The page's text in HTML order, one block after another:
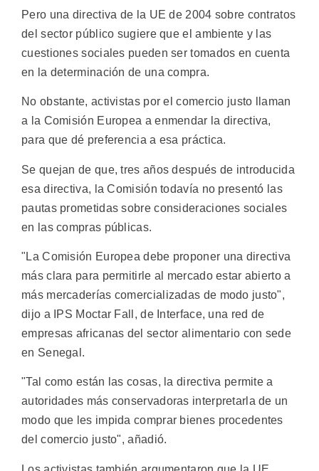
Pero una directiva de la UE de 2004 sobre contratos
del sector público sugiere que el ambiente y las
cuestiones sociales pueden ser tomados en cuenta
en la determinación de una compra.
No obstante, activistas por el comercio justo llaman
a la Comisión Europea a enmendar la directiva,
para que dé preferencia a esa práctica.
Se quejan de que, tres años después de introducida
esa directiva, la Comisión todavía no presentó las
pautas prometidas sobre consideraciones sociales
en las compras públicas.
"La Comisión Europea debe proponer una directiva
más clara para permitirle al mercado estar abierto a
más mercaderías comercializadas de modo justo",
dijo a IPS Moctar Fall, de Interface, una red de
empresas africanas del sector alimentario con sede
en Senegal.
"Tal como están las cosas, la directiva permite a
autoridades más conservadoras interpretarla de un
modo que les impida comprar bienes procedentes
del comercio justo", añadió.